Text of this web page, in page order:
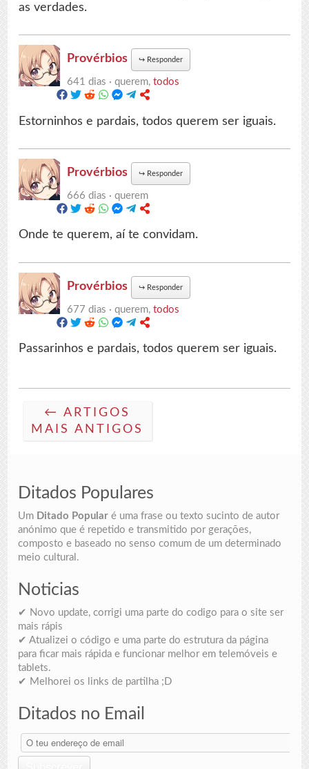
as verdades.
Provérbios ↪ Responder
641 dias ·querem,todos
Estorninhos e pardais, todos querem ser iguais.
Provérbios ↪ Responder
666 dias ·querem
Onde te querem, aí te convidam.
Provérbios ↪ Responder
677 dias ·querem,todos
Passarinhos e pardais, todos querem ser iguais.
← ARTIGOS
MAIS ANTIGOS
Ditados Populares
Um Ditado Popular é uma frase ou texto sucinto de autor
anónimo que é repetido e transmitido por gerações,
composto e baseado no senso comum de um determinado
meio cultural.
Noticias
✔ Novo update, corrigi uma parte do codigo para o site ser
mais rápis
✔ Atualizei o código e uma parte do estrutura da página
para ficar mais rápida e funcionar melhor em telemóveis e
tablets.
✔ Melhorei os links de partilha ;D
Ditados no Email
O
teu